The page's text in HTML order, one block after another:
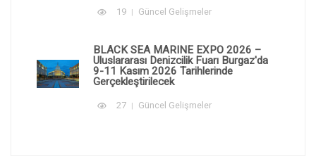
19 Güncel Gelişmeler
BLACK SEA MARINE EXPO 2026 –
Uluslararası Denizcilik Fuarı Burgaz'da
9-11 Kasım 2026 Tarihlerinde
Gerçekleştirilecek
27 Güncel Gelişmeler